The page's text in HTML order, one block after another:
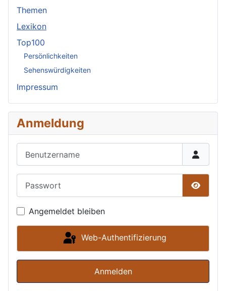
Themen
Lexikon
Top100
Persönlichkeiten
Sehenswürdigkeiten
Impressum
Anmeldung
Angemeldet bleiben
Web-Authentifizierung
Anmelden